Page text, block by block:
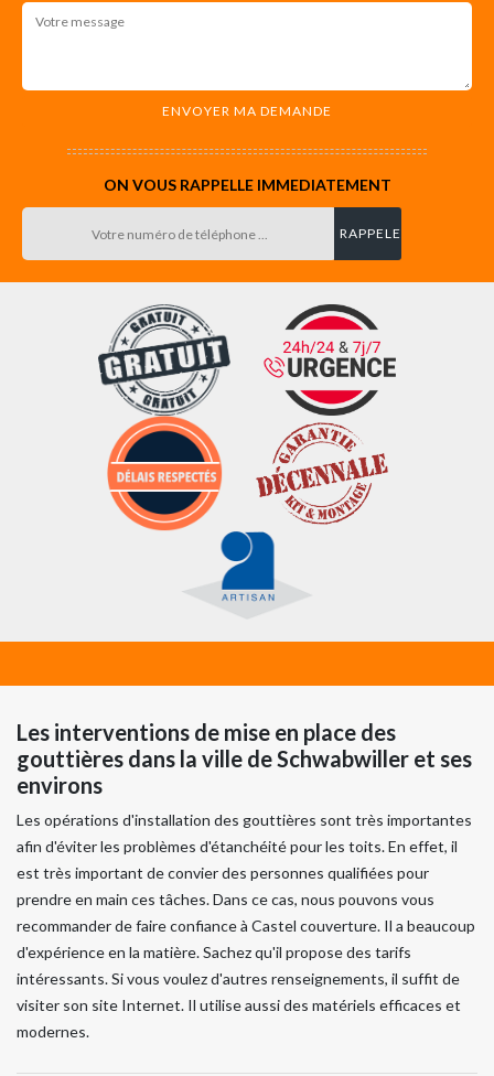
ON VOUS RAPPELLE IMMEDIATEMENT
Les interventions de mise en place des
gouttières dans la ville de Schwabwiller et ses
environs
Les opérations d'installation des gouttières sont très importantes
afin d'éviter les problèmes d'étanchéité pour les toits. En effet, il
est très important de convier des personnes qualifiées pour
prendre en main ces tâches. Dans ce cas, nous pouvons vous
recommander de faire confiance à Castel couverture. Il a beaucoup
d'expérience en la matière. Sachez qu'il propose des tarifs
intéressants. Si vous voulez d'autres renseignements, il suffit de
visiter son site Internet. Il utilise aussi des matériels efficaces et
modernes.